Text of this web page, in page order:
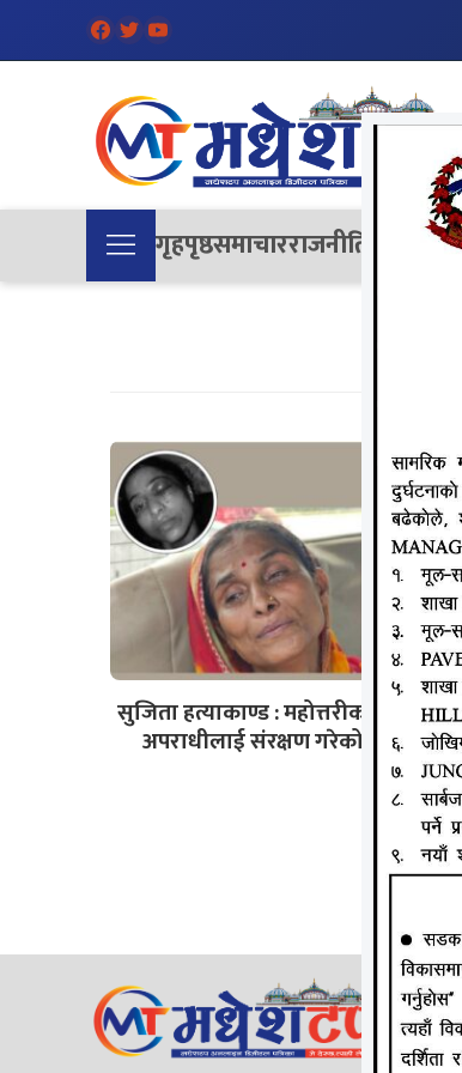
गृहपृष्ठसमाचारराजनीति देश
सुजिता हत्याकाण्ड : महोत्तरीका एसपीले
अपराधीलाई संरक्षण गरेको आरोप